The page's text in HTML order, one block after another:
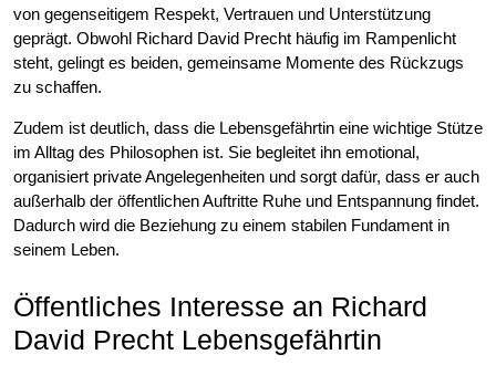
von gegenseitigem Respekt, Vertrauen und Unterstützung
geprägt. Obwohl Richard David Precht häufig im Rampenlicht
steht, gelingt es beiden, gemeinsame Momente des Rückzugs
zu schaffen.
Zudem ist deutlich, dass die Lebensgefährtin eine wichtige Stütze
im Alltag des Philosophen ist. Sie begleitet ihn emotional,
organisiert private Angelegenheiten und sorgt dafür, dass er auch
außerhalb der öffentlichen Auftritte Ruhe und Entspannung findet.
Dadurch wird die Beziehung zu einem stabilen Fundament in
seinem Leben.
Öffentliches Interesse an Richard
David Precht Lebensgefährtin